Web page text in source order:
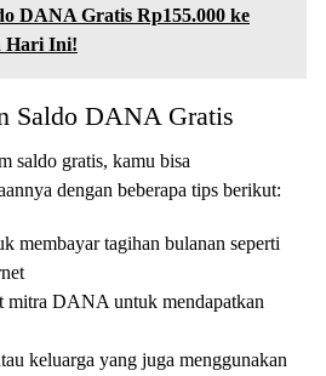
DANA Gratis Rp155.000 ke
Hari Ini!
Saldo DANA Gratis
saldo gratis, kamu bisa
dengan beberapa tips berikut:
membayar tagihan bulanan seperti
mitra DANA untuk mendapatkan
keluarga yang juga menggunakan